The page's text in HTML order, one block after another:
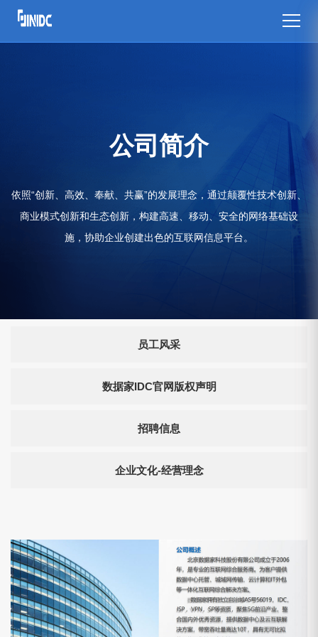
公司简介
依照“创新、高效、奉献、共赢”的发展理念，通过颠覆性技术创新、
商业模式创新和生态创新，构建高速、移动、安全的网络基础设
施，协助企业创建出色的互联网信息平台。
员工风采
数据家IDC官网版权声明
招聘信息
企业文化-经营理念